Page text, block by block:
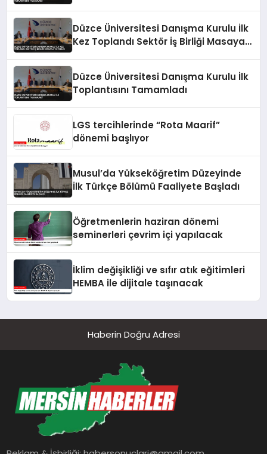
Düzce Üniversitesi Danışma Kurulu İlk
Kez Toplandı Sektör İş Birliği Masaya
Düzce Üniversitesi Danışma Kurulu İlk
Toplantısını Tamamladı
LGS tercihlerinde “Rota Maarif”
dönemi başlıyor
Musul’da Yükseköğretim Düzeyinde
İlk Türkçe Bölümü Faaliyete Başladı
Öğretmenlerin haziran dönemi
seminerleri çevrim içi yapılacak
İklim değişikliği ve sıfır atık eğitimleri
HEMBA ile dijitale taşınacak
Haberin Doğru Adresi